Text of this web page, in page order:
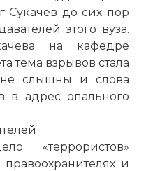
Сукачев до сих пор
этого вуза.
на кафедре
тема взрывов стала
не слышны и слова
в адрес опального
«террористов»
и